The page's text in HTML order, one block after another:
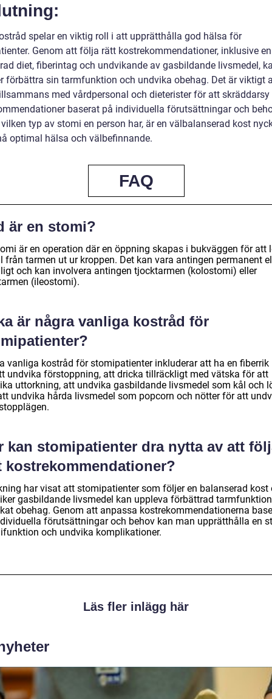
spelar en viktig roll i att upprätthålla god hälsa för
Genom att följa rätt kostrekommendationer, inklusive en
diet, fiberintag och undvikande av gasbildande livsmedel,
förbättra sin tarmfunktion och undvika obehag. Det är viktigt
med vårdpersonal och dieterister för att skräddarsy
baserat på individuella förutsättningar och
typ av stomi en person har, är en välbalanserad kost
optimal hälsa och välbefinnande.
FAQ
är en stomi?
är en operation där en öppning skapas i bukväggen för att
från tarmen ut ur kroppen. Det kan vara antingen permanent
och kan involvera antingen tjocktarmen (kolostomi) eller
(ileostomi).
är några vanliga kostråd för
vanliga kostråd för stomipatienter inkluderar att ha en fiberrik
undvika förstoppning, att dricka tillräckligt med vätska för att
uttorkning, att undvika gasbildande livsmedel som kål och
undvika hårda livsmedel som popcorn och nötter för att
kan stomipatienter dra nytta av att
kostrekommendationer?
har visat att stomipatienter som följer en balanserad kost
gasbildande livsmedel kan uppleva förbättrad
obehag. Genom att anpassa kostrekommendationerna
förutsättningar och behov kan man upprätthålla en
och undvika komplikationer.
Läs fler inlägg här